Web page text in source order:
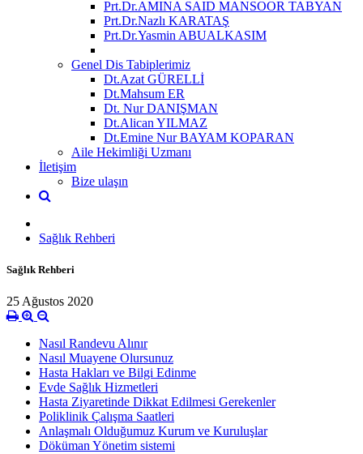
Prt.Dr.AMINA SAID MANSOOR TABYAN
Prt.Dr.Nazlı KARATAŞ
Prt.Dr.Yasmin ABUALKASIM
Genel Dis Tabiplerimiz
Dt.Azat GÜRELLİ
Dt.Mahsum ER
Dt. Nur DANIŞMAN
Dt.Alican YILMAZ
Dt.Emine Nur BAYAM KOPARAN
Aile Hekimliği Uzmanı
İletişim
Bize ulaşın
Sağlık Rehberi
Sağlık Rehberi
25 Ağustos 2020
Nasıl Randevu Alınır
Nasıl Muayene Olursunuz
Hasta Hakları ve Bilgi Edinme
Evde Sağlık Hizmetleri
Hasta Ziyaretinde Dikkat Edilmesi Gerekenler
Poliklinik Çalışma Saatleri
Anlaşmalı Olduğumuz Kurum ve Kuruluşlar
Döküman Yönetim sistemi